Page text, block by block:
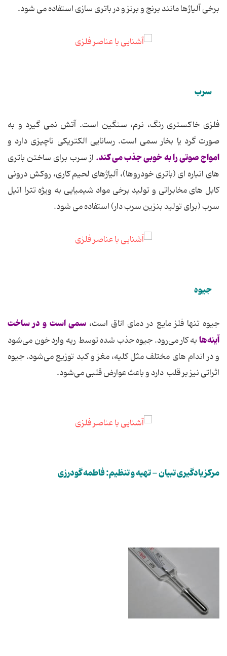
برخی آلیاژها مانند برنج و برنز و در باتری سازی استفاده می شود.
سرب
فلزی خاكستری رنگ، نرم، سنگین است. آتش نمی گیرد و به
صورت گرد یا بخار سمی است. رسانایی الكتریكی ناچیزی دارد و
امواج صوتی را به خوبی جذب می كند. از سرب برای ساختن باتری
های انباره ای (باتری خودروها)، آلیاژهای لحیم كاری، روكش درونی
كابل های مخابراتی و تولید برخی مواد شیمیایی به ویژه تترا اتیل
سرب (برای تولید بنزین سرب دار) استفاده می شود.
جیوه
جیوه تنها فلز مایع در دمای اتاق است،سمی است و در ساخت
آینه‌هابه کار می‌رود. جیوه جذب شده توسط ریه وارد خون می‌شود
و در اندام های مختلف مثل کلیه، مغز و کبد توزیع می‌شود. جیوه
اثراتی نیز بر قلب دارد و باعث عوارض قلبی می‌شود.
مرکز یادگیری تبیان - تهیه و تنظیم: فاطمه گودرزی